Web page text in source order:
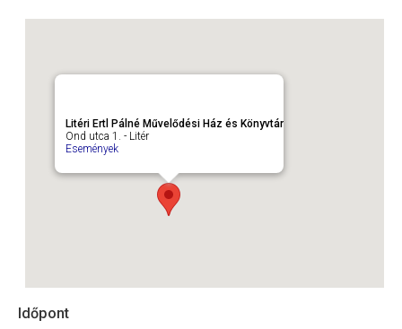
Litéri Ertl Pálné Művelődési Ház és Könyvtár
Ond utca 1. - Litér
Események
Időpont